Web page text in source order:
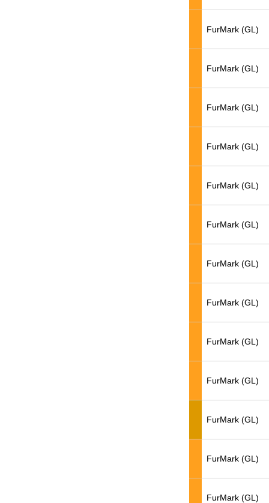
FurMark (GL)
FurMark (GL)
FurMark (GL)
FurMark (GL)
FurMark (GL)
FurMark (GL)
FurMark (GL)
FurMark (GL)
FurMark (GL)
FurMark (GL)
FurMark (GL)
FurMark (GL)
FurMark (GL)